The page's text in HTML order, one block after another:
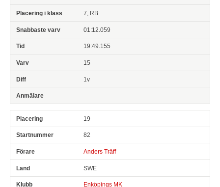
7, RB
01:12.059
19:49.155
15
1v
19
82
Anders Träff
SWE
Enköpings MK